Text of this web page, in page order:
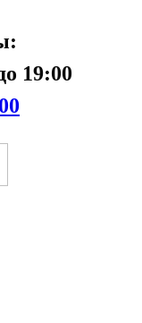
19:00